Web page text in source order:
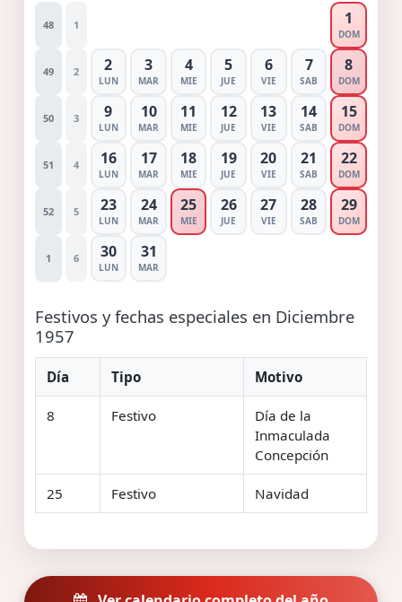
48 1 1
DOM
49 2 2
LUN
3
MAR
4
MIE
5
JUE
6
VIE
7
SAB
8
DOM
50 3 9
LUN
10
MAR
11
MIE
12
JUE
13
VIE
14
SAB
15
DOM
51 4 16
LUN
17
MAR
18
MIE
19
JUE
20
VIE
21
SAB
22
DOM
52 5 23
LUN
24
MAR
25
MIE
26
JUE
27
VIE
28
SAB
29
DOM
1 6 30
LUN
31
MAR
Festivos y fechas especiales en Diciembre
1957
Día Tipo Motivo
8 Festivo
Día de la
Inmaculada
Concepción
25 Festivo Navidad